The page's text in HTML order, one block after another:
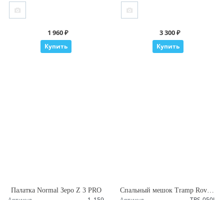
1 960 ₽
Купить
3 300 ₽
Купить
Палатка Normal Зеро Z 3 PRO Спальный мешок Tramp Rover Long